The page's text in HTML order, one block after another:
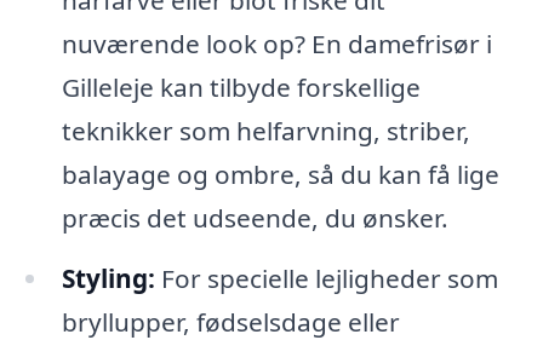
nuværende look op? En damefrisør i
Gilleleje kan tilbyde forskellige
teknikker som helfarvning, striber,
balayage og ombre, så du kan få lige
præcis det udseende, du ønsker.
Styling: For specielle lejligheder som
bryllupper, fødselsdage eller